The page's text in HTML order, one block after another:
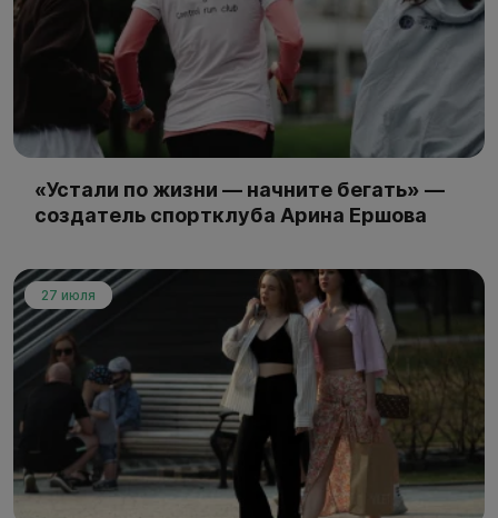
«Устали по жизни — начните бегать» —
создатель спортклуба Арина Ершова
27 июля